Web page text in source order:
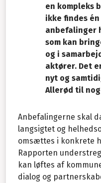
en kompleks
ikke findes én
anbefalinger
som kan
og i
aktører. Det
nyt og
Allerød til
Anbefalingerne skal
langsigtet og
omsættes i konkrete
Rapporten
kan løftes af
dialog og